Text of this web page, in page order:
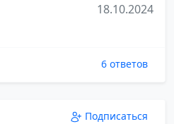
18.10.2024
6 ответов
Подписаться